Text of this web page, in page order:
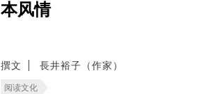
本风情
撰文 長井裕子（作家）
阅读文化